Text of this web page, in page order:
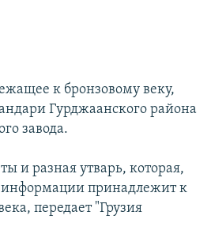
к бронзовому веку,
Гурджаанского района
завода.
и разная утварь, которая,
информации принадлежит к
передает "Грузия